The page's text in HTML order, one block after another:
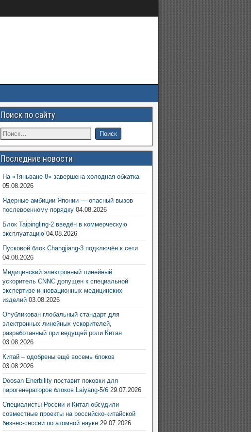
Поиск по сайту
Последние новости
На «Тяньване-8» завершена холодная обкатка
05.08.2026
Ядерные амбиции Японии — опасный вызов
послевоенному порядку 04.08.2026
Блок Taipingling-2 введён в коммерческую
эксплуатацию 04.08.2026
Пусковой блок Changjiang-3 подключён к сети
04.08.2026
Медицинский электронный линейный
ускоритель CNNC допущен к специальной
экспертизе инновационных медицинских
изделий 03.08.2026
Опубликован глобальный стандарт для
электронных линейных ускорителей,
разработанный при ведущей роли Китая
03.08.2026
Китай – одобрены ещё восемь блоков
03.08.2026
Doosan Enerbility поставит поковки для
парогенераторов блоков Laiyang-5/6 29.07.2026
Специалисты России и Китая обсудили
совместные проекты на российско-китайской
бизнес-сессии по атомной науке 29.07.2026